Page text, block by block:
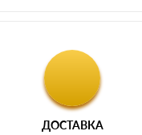
ДОСТАВКА